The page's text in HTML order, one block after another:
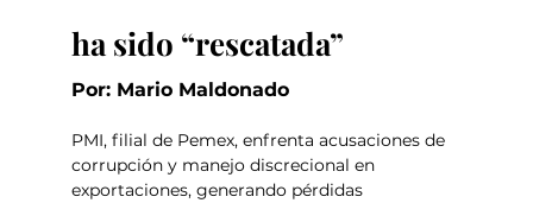
ha sido “rescatada”
Por: Mario Maldonado
PMI, filial de Pemex, enfrenta acusaciones de
corrupción y manejo discrecional en
exportaciones, generando pérdidas